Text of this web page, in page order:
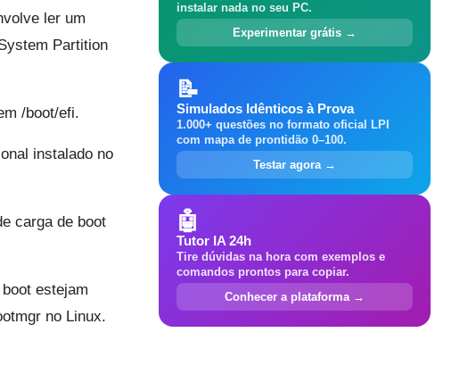
ler um
Partition
/boot/efi.
instalado no
carga de boot
estejam
no Linux.
instalar nada no seu PC.
Experimentar grátis →
📝
Simulados Idênticos à Prova
1.000+ questões no formato oficial LPI
com mapa de prontidão 0–100.
Testar agora →
🤖
Tutor IA 24h
Tire dúvidas na hora com exemplos e
comandos prontos para copiar.
Conhecer a plataforma →